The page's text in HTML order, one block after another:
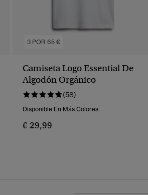
3 POR 65 €
Camiseta Logo Essential De
Algodón Orgánico
(58)
Disponible En Más Colores
€ 29,99